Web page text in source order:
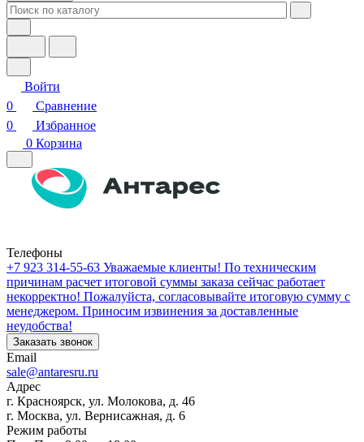
Войти
0
Сравнение
0
Избранное
0 Корзина
Телефоны
+7 923 314-55-63 Уважаемые клиенты! По техническим
причинам расчет итоговой суммы заказа сейчас работает
некорректно! Пожалуйста, согласовывайте итоговую сумму с
менеджером. Приносим извинения за доставленные
неудобства!
Заказать звонок
Email
sale@antaresru.ru
Адрес
г. Красноярск, ул. Молокова, д. 46
г. Москва, ул. Вернисажная, д. 6
Режим работы